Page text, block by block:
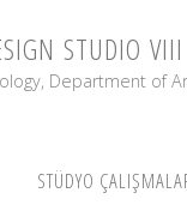
SIGN STUDIO VIII
Department of
STÜDYO